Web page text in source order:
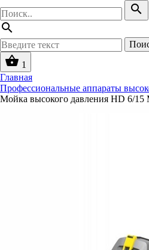
search
search
shopping_basket 1
Главная
Профессиональные аппараты
Мойка высокого давления HD 6/15